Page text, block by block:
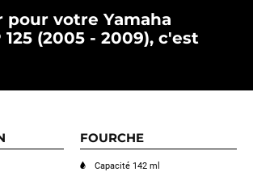
pour votre Yamaha
125 (2005 - 2009), c'est
FOURCHE
Capacité 142 ml